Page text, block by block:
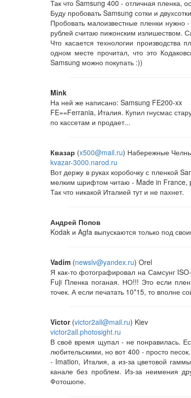
Так что Samsung 400 - отличная пленка,
Буду пробовать Samsung сотки и
Пробовать малоизвестные пленки нужно
рублей считаю пижонским излишеством.
Что касается технологии
одном месте прочитал, что это
Samsung можно покупать :))
Mink
На ней же написано: Samsung FE200-xx
FE==Ferrania, Италия. Купил гнусмас
по кассетам и продает...
Квазар (x500@mail.ru) Набережные
kvazar-3000.narod.ru
Вот держу в руках коробочку с пленкой
мелким шрифтом читаю - Made in France,
Так что никакой Италией тут и не пахнет.
Андрей Попов
Kodak и Agfa выпускаются только под
Vadim (newslv@yandex.ru) Orel
Я как-то фотографировал на Самсунг
Fuji Пленка поганая. НО!!! Это если
точек. А если печатать 10*15, то вполне
Victor(victor2all@mail.ru) Kiev
victor2all.photosight.ru
В своё время щупал - не понравилась.
любительскими, но вот 400 - просто
- Imation, Италия, а из-за цветовой
канале без проблем. Из-за неимения
Фотошопе.